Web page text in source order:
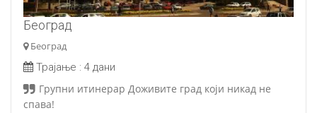
Београд
Београд
Трајање : 4 дани
Групни итинерар Доживите град који никад не
спава!